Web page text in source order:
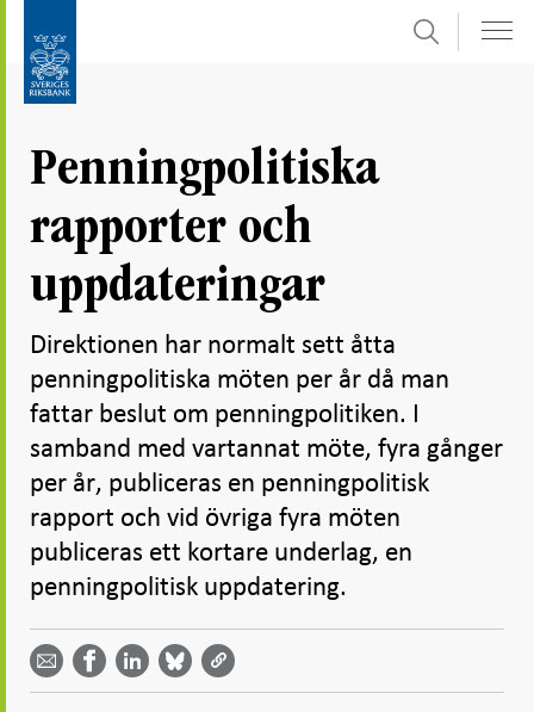
direkt
undersidor
Sök
Penningpolitiska
rapporter och
uppdateringar
Direktionen har normalt sett åtta
penningpolitiska möten per år då man
fattar beslut om penningpolitiken. I
samband med vartannat möte, fyra gånger
per år, publiceras en penningpolitisk
rapport och vid övriga fyra möten
publiceras ett kortare underlag, en
penningpolitisk uppdatering.
Dela
email -
Öppnas
Dela på
Facebook
- Öppnas
Dela på
LinkedIn
-
Öppnas
på
Bluesky
-
på
Twitter
-